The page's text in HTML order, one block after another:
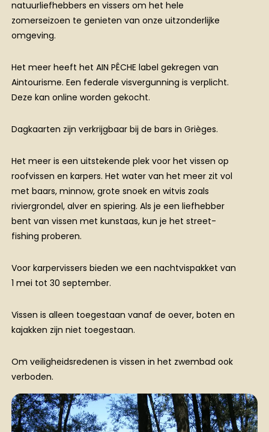
natuurliefhebbers en vissers om het hele
zomerseizoen te genieten van onze uitzonderlijke
omgeving.
Het meer heeft het AIN PÊCHE label gekregen van
Aintourisme. Een federale visvergunning is verplicht.
Deze kan online worden gekocht.
Dagkaarten zijn verkrijgbaar bij de bars in Grièges.
Het meer is een uitstekende plek voor het vissen op
roofvissen en karpers. Het water van het meer zit vol
met baars, minnow, grote snoek en witvis zoals
riviergrondel, alver en spiering. Als je een liefhebber
bent van vissen met kunstaas, kun je het street-
fishing proberen.
Voor karpervissers bieden we een nachtvispakket van
1 mei tot 30 september.
Vissen is alleen toegestaan vanaf de oever, boten en
kajakken zijn niet toegestaan.
Om veiligheidsredenen is vissen in het zwembad ook
verboden.